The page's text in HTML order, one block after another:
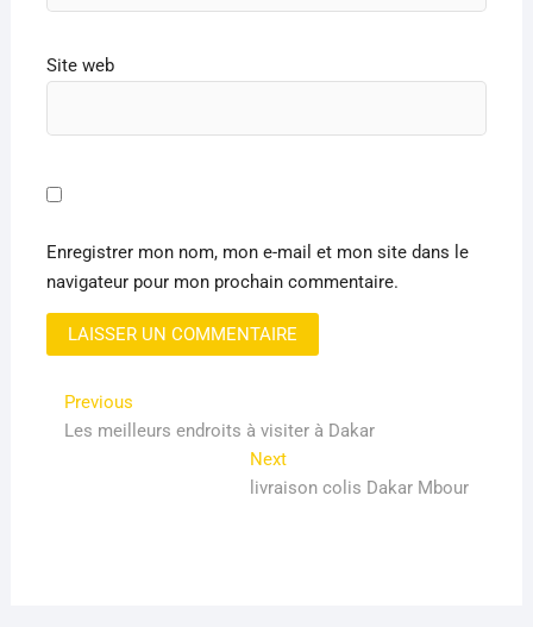
Site web
Enregistrer mon nom, mon e-mail et mon site dans le
navigateur pour mon prochain commentaire.
Navigation
de
PreviousPrevious
post:
Les meilleurs endroits à visiter à Dakar
NextNext
post:
livraison colis Dakar Mbour